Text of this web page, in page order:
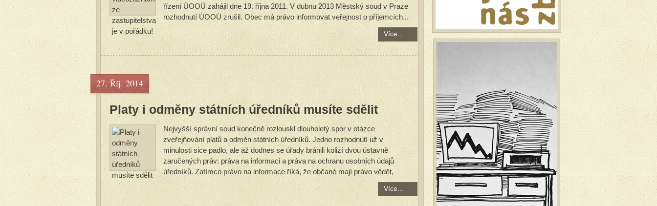
řízení ÚOOÚ zahájil dne 19. října 2011. V dubnu 2013 Městský soud v Praze
rozhodnutí ÚOOÚ zrušil. Obec má právo informovat veřejnost o příjemcích...
Více...
27. Říj. 2014
Platy i odměny státních úředníků musíte sdělit
Nejvyšší správní soud konečně rozlouskl dlouholetý spor v otázce
zveřejňování platů a odměn státních úředníků. Jedno rozhodnutí už v
minulosti sice padlo, ale až dodnes se úřady bránili kolizí dvou ústavně
zaručených práv: práva na informaci a práva na ochranu osobních údajů
úředníků. Zatímco právo na informace říká, že občané mají právo vědět,
jak...
Více...